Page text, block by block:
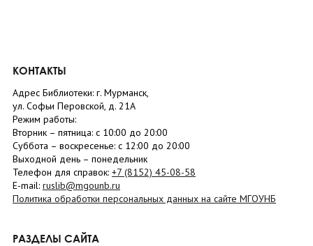
КОНТАКТЫ
Адрес Библиотеки: г. Мурманск,
ул. Софьи Перовской, д. 21А
Режим работы:
Вторник – пятница: с 10:00 до 20:00
Суббота – воскресенье: c 12:00 до 20:00
Выходной день – понедельник
Телефон для справок: +7 (8152) 45-08-58
E-mail: ruslib@mgounb.ru
Политика обработки персональных данных на сайте МГОУНБ
РАЗДЕЛЫ САЙТА